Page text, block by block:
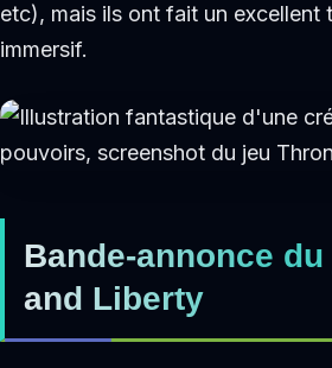
etc), mais ils ont fait un excellent
immersif.
Bande-annonce
and Liberty